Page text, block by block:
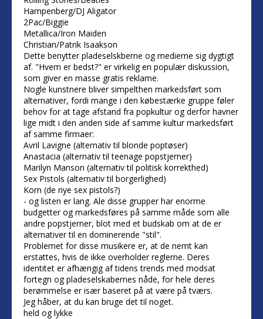
Hampenberg/DJ Aligator
2Pac/Biggie
Metallica/Iron Maiden
Christian/Patrik Isaakson
Dette benytter pladeselskberne og medierne sig dygtigt
af. "Hvem er bedst?" er virkelig en populær diskussion,
som giver en masse gratis reklame.
Nogle kunstnere bliver simpelthen markedsført som
alternativer, fordi mange i den købestærke gruppe føler
behov for at tage afstand fra popkultur og derfor havner
lige midt i den anden side af samme kultur markedsført
af samme firmaer:
Avril Lavigne (alternativ til blonde poptøser)
Anastacia (alternativ til teenage popstjerner)
Marilyn Manson (alternativ til politisk korrekthed)
Sex Pistols (alternativ til borgerlighed)
Korn (de nye sex pistols?)
- og listen er lang. Ale disse grupper har enorme
budgetter og markedsføres på samme måde som alle
andre popstjerner, blot med et budskab om at de er
alternativer til en dominerende "stil".
Problemet for disse musikere er, at de nemt kan
erstattes, hvis de ikke overholder reglerne. Deres
identitet er afhængig af tidens trends med modsat
fortegn og pladeselskabernes nåde, for hele deres
berømmelse er især baseret på at være på tværs.
Jeg håber, at du kan bruge det til noget.
held og lykke